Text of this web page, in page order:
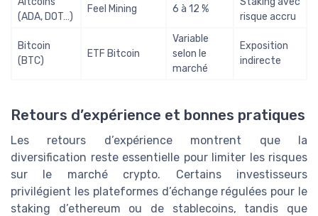
(ADA, DOT…)
Feel Mining 6 à 12 %
risque accru
Bitcoin
(BTC)
ETF Bitcoin
Variable
selon le
marché
Exposition
indirecte
Retours d’expérience et bonnes pratiques
Les retours d’expérience montrent que la
diversification reste essentielle pour limiter les risques
sur le marché crypto. Certains investisseurs
privilégient les plateformes d’échange régulées pour le
staking d’ethereum ou de stablecoins, tandis que